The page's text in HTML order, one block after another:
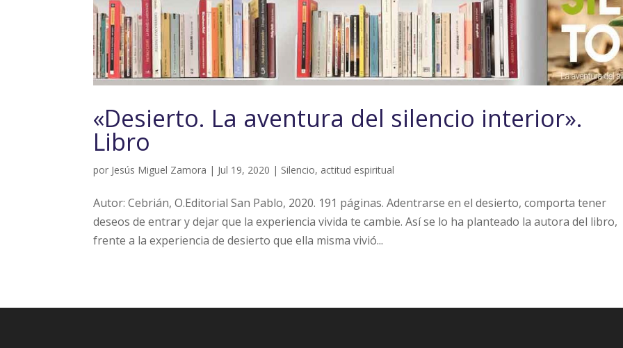
«Desierto. La aventura del silencio interior».
Libro
por Jesús Miguel Zamora | Jul 19, 2020 | Silencio, actitud espiritual
Autor: Cebrián, O.Editorial San Pablo, 2020. 191 páginas. Adentrarse en el desierto, comporta tener
deseos de entrar y dejar que la experiencia vivida te cambie. Así se lo ha planteado la autora del libro,
frente a la experiencia de desierto que ella misma vivió...